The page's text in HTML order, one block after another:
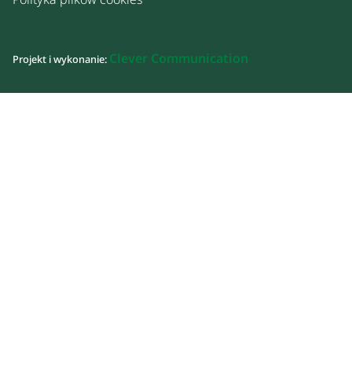
Projekt i wykonanie: Clever Communication